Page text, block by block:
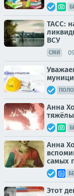
ТАСС:
ВСУ
СМИ
Анна
Анна
самых
Этот